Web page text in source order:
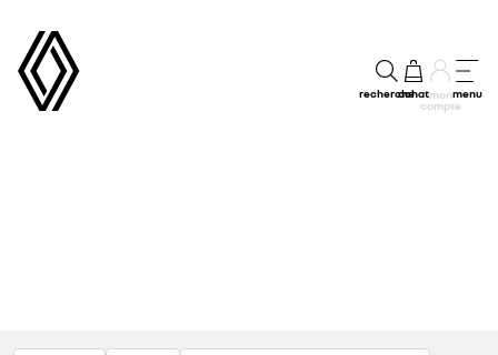
rechercheachatmon
compte
menu